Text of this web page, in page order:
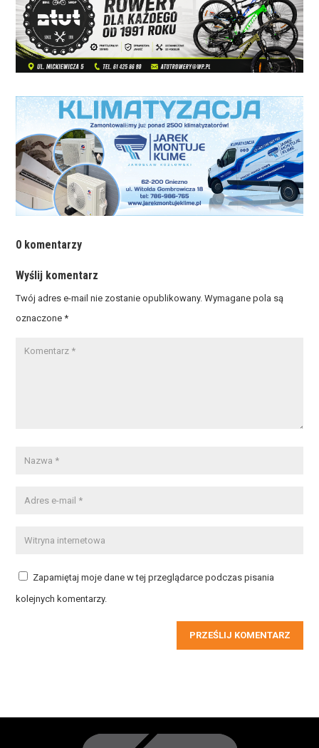
0 komentarzy
Wyślij komentarz
Twój adres e-mail nie zostanie opublikowany. Wymagane pola są
oznaczone*
Zapamiętaj moje dane w tej przeglądarce podczas pisania
kolejnych komentarzy.
PRZEŚLIJ KOMENTARZ